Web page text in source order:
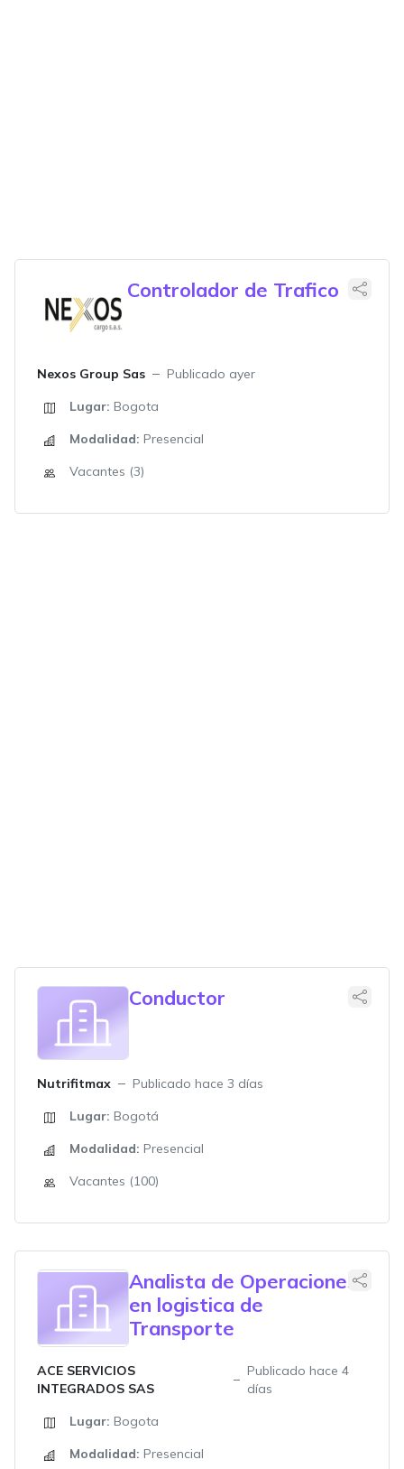
Controlador de Trafico
Nexos Group Sas
Publicado ayer
Lugar: Bogota
Modalidad: Presencial
Vacantes (3)
Conductor
Nutrifitmax
Publicado hace 3 días
Lugar: Bogotá
Modalidad: Presencial
Vacantes (100)
Analista de Operaciones
en logistica de
Transporte
ACE SERVICIOS
INTEGRADOS SAS
Publicado hace 4
días
Lugar: Bogota
Modalidad: Presencial